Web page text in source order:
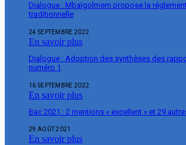
Dialogue : Mbaïgolmem propose la
traditionnelle
24 SEPTEMBRE 2022
En savoir plus
Dialogue : Adoption des synthèses des
numéro 1
16 SEPTEMBRE 2022
En savoir plus
Bac 2021 : 2 mentions « excellent » et 29
29 AOÛT 2021
En savoir plus